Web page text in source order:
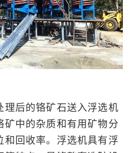
理后的铬矿石送入浮选机
矿中的杂质和有用矿物分
和回收率。浮选机具有浮